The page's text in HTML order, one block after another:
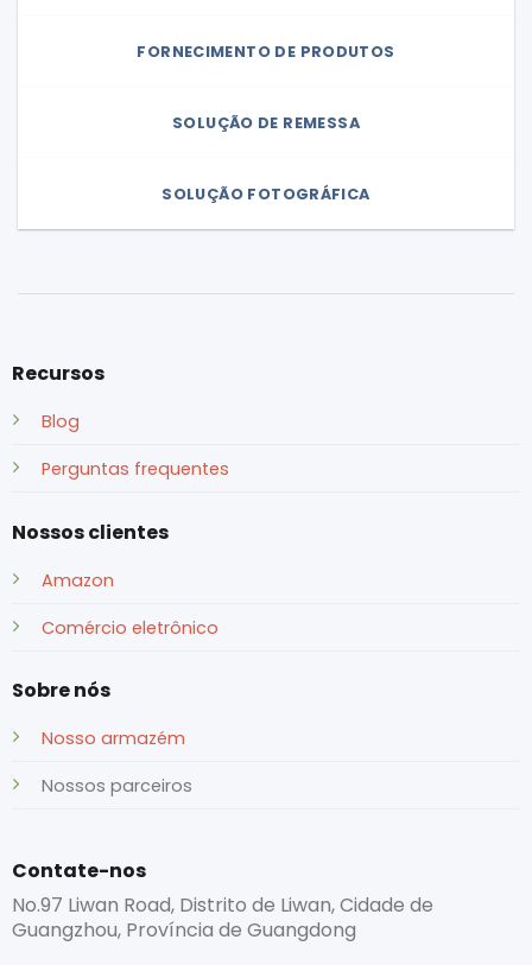
FORNECIMENTO DE PRODUTOS
SOLUÇÃO DE REMESSA
SOLUÇÃO FOTOGRÁFICA
Recursos
Blog
Perguntas frequentes
Nossos clientes
Amazon
Comércio eletrônico
Sobre nós
Nosso armazém
Nossos parceiros
Contate-nos
No.97 Liwan Road, Distrito de Liwan, Cidade de
Guangzhou, Província de Guangdong